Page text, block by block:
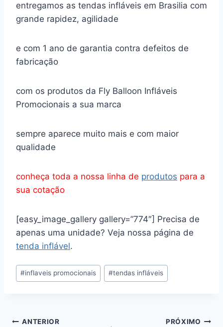
entregamos as tendas infláveis em Brasilia com
grande rapidez, agilidade
e com 1 ano de garantia contra defeitos de
fabricação
com os produtos da Fly Balloon Infláveis
Promocionais a sua marca
sempre aparece muito mais e com maior
qualidade
conheça toda a nossa linha de produtos para a
sua cotação
[easy_image_gallery gallery=”774″] Precisa de
apenas uma unidade? Veja nossa página de
tenda inflável.
Tags
do
#inflaveis promocionais #tendas infláveis
ANTERIOR PRÓXIMO